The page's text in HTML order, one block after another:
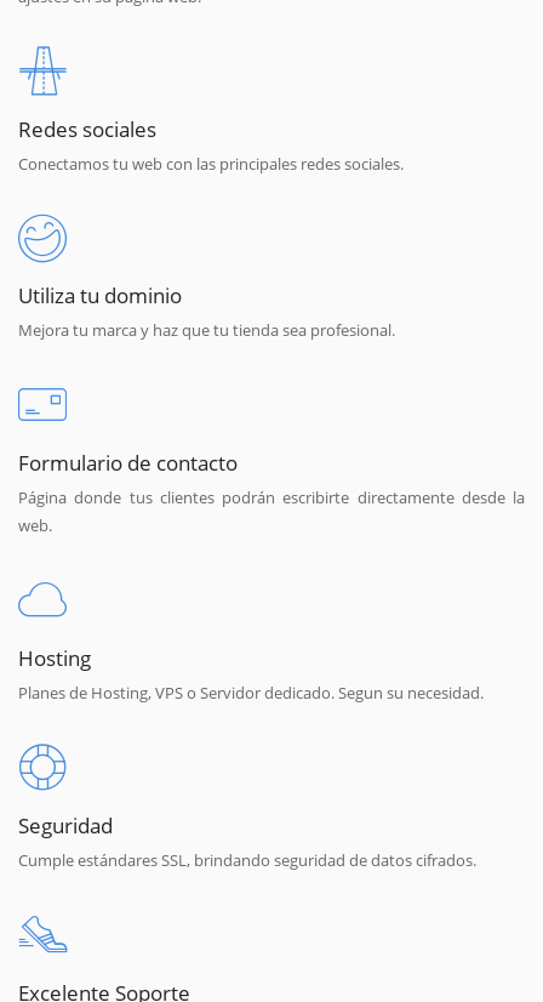
Redes sociales
Conectamos tu web con las principales redes sociales.
Utiliza tu dominio
Mejora tu marca y haz que tu tienda sea profesional.
Formulario de contacto
Página donde tus clientes podrán escribirte directamente desde la
web.
Hosting
Planes de Hosting, VPS o Servidor dedicado. Segun su necesidad.
Seguridad
Cumple estándares SSL, brindando seguridad de datos cifrados.
Excelente Soporte